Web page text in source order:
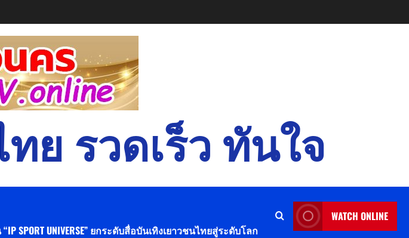
ย รวดเร็ว ทันใจ
SPORT UNIVERSE” ยกระดับสื่อบันเทิงเยาวชนไทยสู่ระดับโลก
WATCH ONLINE